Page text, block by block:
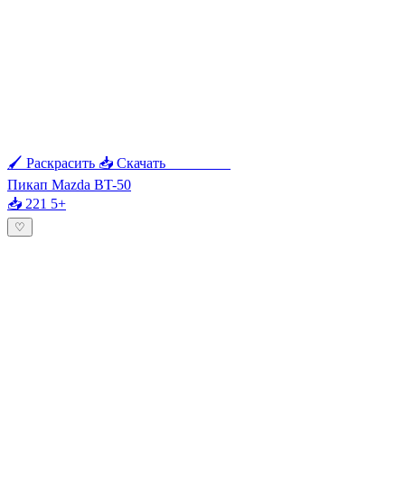
🖌 Раскрасить 📥 Скачать
Пикап Mazda BT-50
📥 221 5+
♡